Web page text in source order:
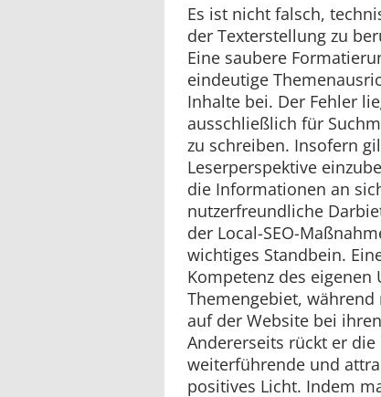
Es ist nicht falsch,
der Texterstellung zu
Eine saubere
eindeutige
Inhalte bei. Der Fehler
ausschließlich für
zu schreiben. Insofern
Leserperspektive
die Informationen an
nutzerfreundliche
der Local-SEO-
wichtiges Standbein.
Kompetenz des
Themengebiet,
auf der Website bei
Andererseits rückt er
weiterführende und
positives Licht. Indem